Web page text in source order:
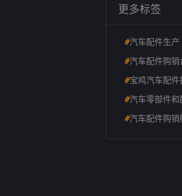
更多标签
#汽车配件生产
#汽车配件购
#宝鸡汽车配件
#汽车零部件和
#汽车配件购销